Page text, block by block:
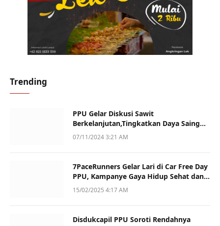
Trending
PPU Gelar Diskusi Sawit
Berkelanjutan,Tingkatkan Daya Saing
dan Kualitas
07/11/2024 3:21 AM
7PaceRunners Gelar Lari di Car Free Day
PPU, Kampanye Gaya Hidup Sehat dan
Dukung UMKM
15/02/2025 4:17 AM
Disdukcapil PPU Soroti Rendahnya